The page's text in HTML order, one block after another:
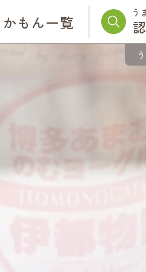
もん一覧 う